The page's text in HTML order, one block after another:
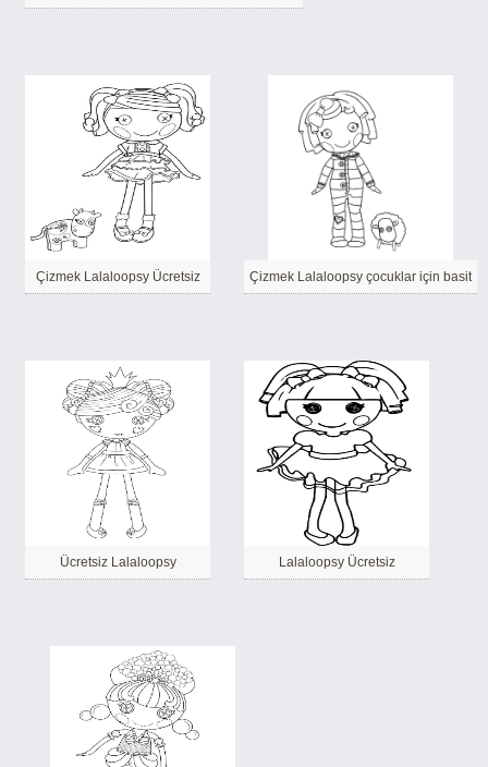
Çizmek Lalaloopsy Ücretsiz Çizmek Lalaloopsy çocuklar için basit
Ücretsiz Lalaloopsy Lalaloopsy Ücretsiz